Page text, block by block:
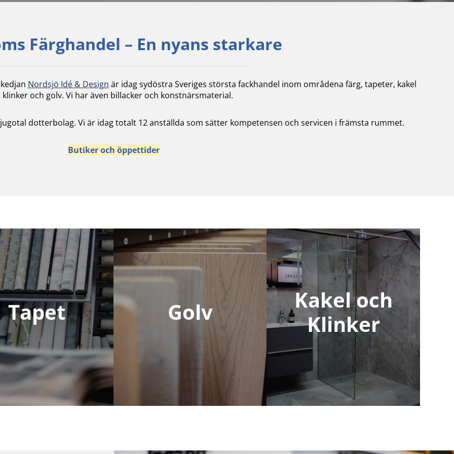
Färghandel – En nyans starkare
Nordsjö Idé & Design är idag sydöstra Sveriges största fackhandel inom områdena färg, tapeter, kakel
klinker och golv. Vi har även billacker och konstnärsmaterial.
dotterbolag. Vi är idag totalt 12 anställda som sätter kompetensen och servicen i främsta rummet.
Butiker och öppettider
Tapet Golv
Kakel och
Klinker